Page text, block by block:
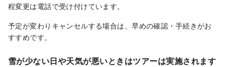
程変更は電話で受け付けています。
予定が変わりキャンセルする場合は、早めの確認・手続きがお
すすめです。
雪が少ない日や天気が悪いときはツアーは実施されます